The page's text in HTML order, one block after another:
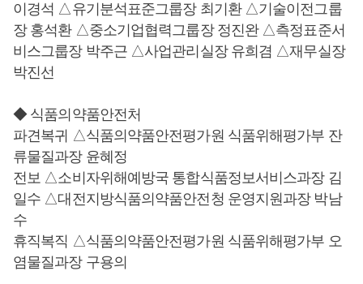
이경석 △유기분석표준그룹장 최기환 △기술이전그룹
장 홍석환 △중소기업협력그룹장 정진완 △측정표준서
비스그룹장 박주근 △사업관리실장 유희겸 △재무실장
박진선
◆ 식품의약품안전처
파견복귀 △식품의약품안전평가원 식품위해평가부 잔
류물질과장 윤혜정
전보 △소비자위해예방국 통합식품정보서비스과장 김
일수 △대전지방식품의약품안전청 운영지원과장 박남
수
휴직복직 △식품의약품안전평가원 식품위해평가부 오
염물질과장 구용의